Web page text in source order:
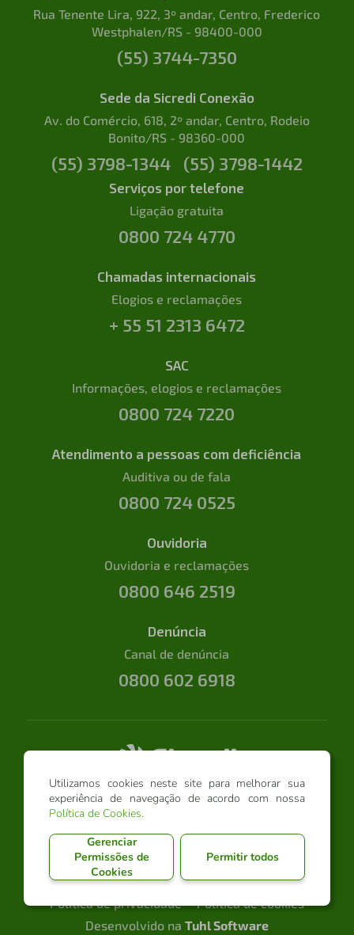
Utilizamos cookies neste site para melhorar sua
experiência de navegação de acordo com nossa
Política de Cookies.
Gerenciar
Permissões de
Cookies
Permitir todos
Rua Tenente Lira, 922, 3º andar, Centro, Frederico
Westphalen/RS - 98400-000
(55) 3744-7350
Sede da Sicredi Conexão
Av. do Comércio, 618, 2º andar, Centro, Rodeio
Bonito/RS - 98360-000
(55) 3798-1344 (55) 3798-1442
Serviços por telefone
Ligação gratuita
0800 724 4770
Chamadas internacionais
Elogios e reclamações
+ 55 51 2313 6472
SAC
Informações, elogios e reclamações
0800 724 7220
Atendimento a pessoas com deficiência
Auditiva ou de fala
0800 724 0525
Ouvidoria
Ouvidoria e reclamações
0800 646 2519
Denúncia
Canal de denúncia
0800 602 6918
Sicredi Conexão @ 2026 - Todos os direitos
reservados
Política de privacidade
Política de cookies
Desenvolvido na Tuhl Software